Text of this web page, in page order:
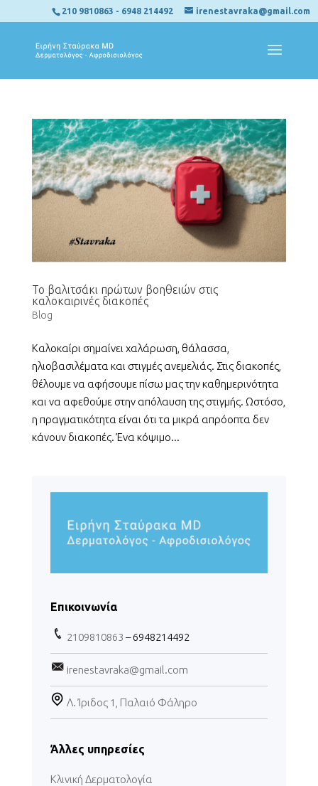
210 9810863 - 6948 214492 irenestavraka@gmail.com
Το βαλιτσάκι πρώτων βοηθειών στις
καλοκαιρινές διακοπές
Blog
Καλοκαίρι σημαίνει χαλάρωση, θάλασσα,
ηλιοβασιλέματα και στιγμές ανεμελιάς. Στις διακοπές,
θέλουμε να αφήσουμε πίσω μας την καθημερινότητα
και να αφεθούμε στην απόλαυση της στιγμής. Ωστόσο,
η πραγματικότητα είναι ότι τα μικρά απρόοπτα δεν
κάνουν διακοπές. Ένα κόψιμο...
Επικοινωνία
2109810863 – 6948214492
irenestavraka@gmail.com
Λ. Ίριδος 1, Παλαιό Φάληρο
Άλλες υπηρεσίες
Κλινική Δερματολογία